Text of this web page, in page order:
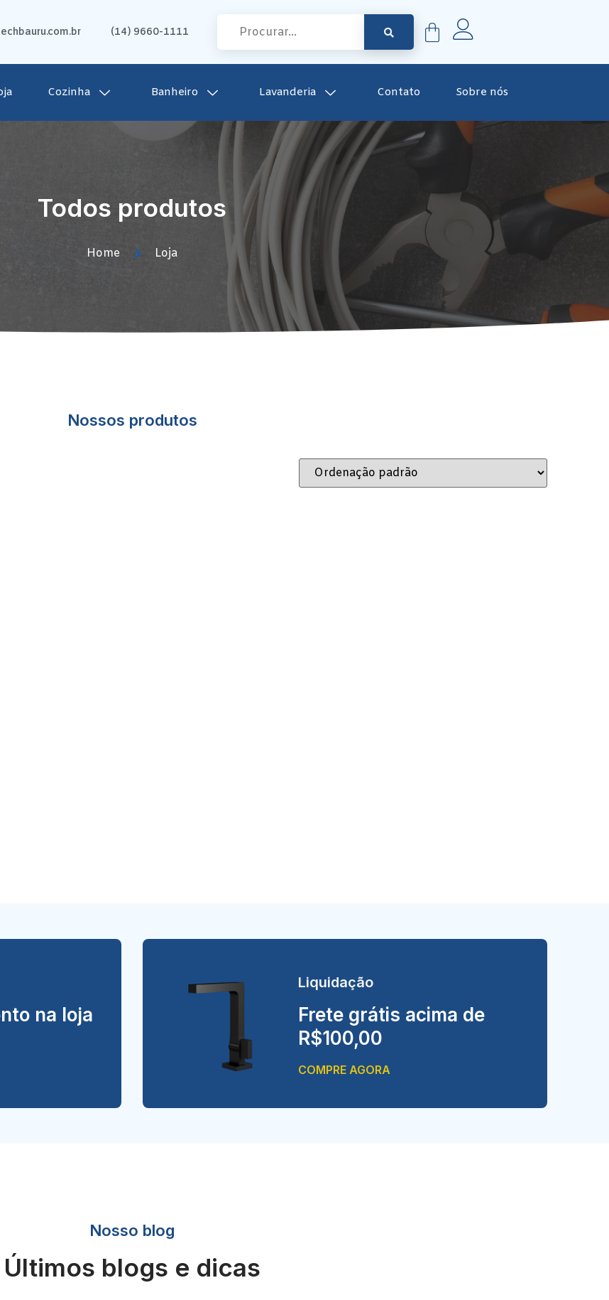
(14) 9660-1111
Cozinha Banheiro Lavanderia Contato Sobre nós
Todos produtos
Home Loja
Nossos produtos
na loja
Liquidação
Frete grátis acima de
R$100,00
COMPRE AGORA
Nosso blog
Últimos blogs e dicas